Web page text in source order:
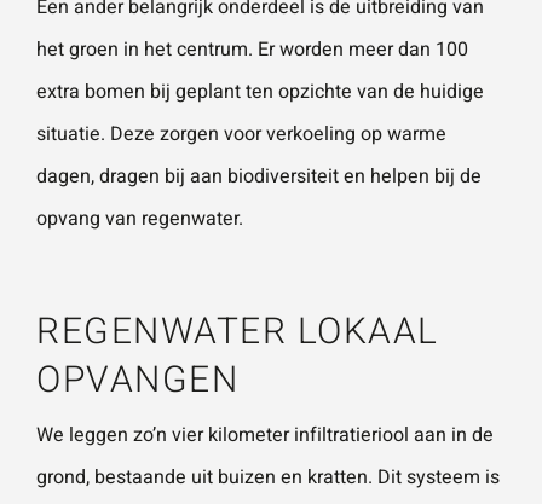
Een ander belangrijk onderdeel is de uitbreiding van
het groen in het centrum. Er worden meer dan 100
extra bomen bij geplant ten opzichte van de huidige
situatie. Deze zorgen voor verkoeling op warme
dagen, dragen bij aan biodiversiteit en helpen bij de
opvang van regenwater.
REGENWATER LOKAAL
OPVANGEN
We leggen zo’n vier kilometer infiltratieriool aan in de
grond, bestaande uit buizen en kratten. Dit systeem is